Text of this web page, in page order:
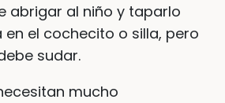
abrigar al niño y taparlo
en el cochecito o silla, pero
sudar.
mucho